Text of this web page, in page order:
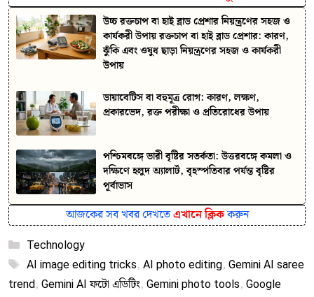
উচ্চ রক্তচাপ বা হাই ব্লাড প্রেশার নিয়ন্ত্রণের সহজ ও
কার্যকরী উপায় রক্তচাপ বা হাই ব্লাড প্রেশার: কারণ,
ঝুঁকি এবং ওষুধ ছাড়া নিয়ন্ত্রণের সহজ ও কার্যকরী
উপায়
ডায়াবেটিস বা বহুমূত্র রোগ: কারণ, লক্ষণ,
প্রকারভেদ, রক্ত পরীক্ষা ও প্রতিরোধের উপায়
পশ্চিমবঙ্গে ভারী বৃষ্টির সতর্কতা: উত্তরবঙ্গে কমলা ও
দক্ষিণে হলুদ অ্যালার্ট, বৃহস্পতিবার পর্যন্ত বৃষ্টির
পূর্বাভাস
আজকের সব খবর দেখতেএখানে ক্লিককরুন
Categories
Technology
Tags
AI image editing tricks, AI photo editing, Gemini AI saree
trend, Gemini AI ফটো এডিটিং, Gemini photo tools, Google